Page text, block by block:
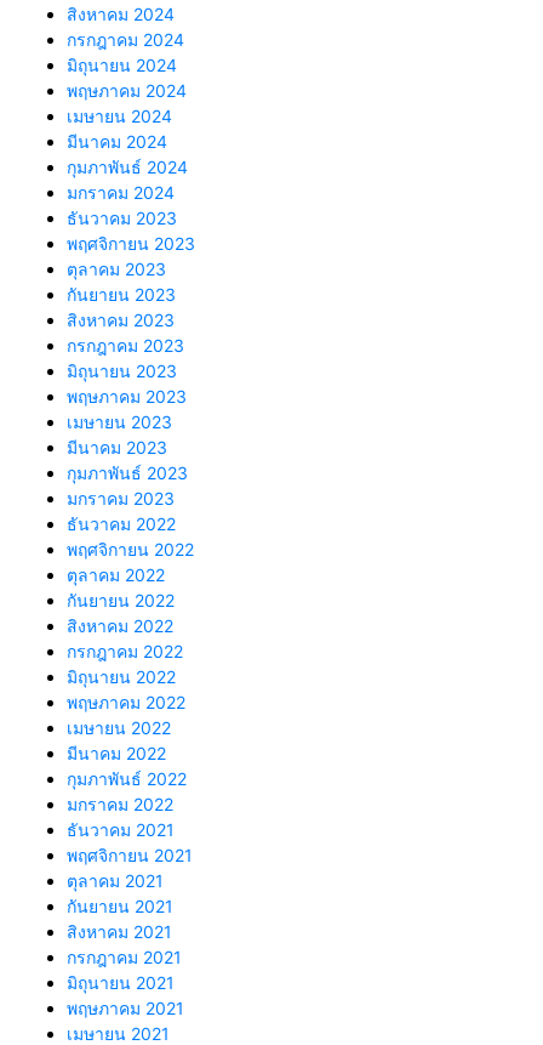
สิงหาคม 2024
กรกฎาคม 2024
มิถุนายน 2024
พฤษภาคม 2024
เมษายน 2024
มีนาคม 2024
กุมภาพันธ์ 2024
มกราคม 2024
ธันวาคม 2023
พฤศจิกายน 2023
ตุลาคม 2023
กันยายน 2023
สิงหาคม 2023
กรกฎาคม 2023
มิถุนายน 2023
พฤษภาคม 2023
เมษายน 2023
มีนาคม 2023
กุมภาพันธ์ 2023
มกราคม 2023
ธันวาคม 2022
พฤศจิกายน 2022
ตุลาคม 2022
กันยายน 2022
สิงหาคม 2022
กรกฎาคม 2022
มิถุนายน 2022
พฤษภาคม 2022
เมษายน 2022
มีนาคม 2022
กุมภาพันธ์ 2022
มกราคม 2022
ธันวาคม 2021
พฤศจิกายน 2021
ตุลาคม 2021
กันยายน 2021
สิงหาคม 2021
กรกฎาคม 2021
มิถุนายน 2021
พฤษภาคม 2021
เมษายน 2021